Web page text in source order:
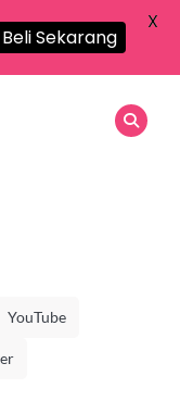
YouTube
Beli Sekarang
X